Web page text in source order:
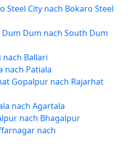
Steel City nach Bokaro Steel
Dum nach South Dum
Ballari
nach Patiala
Gopalpur nach Rajarhat
nach Agartala
nach Bhagalpur
nach